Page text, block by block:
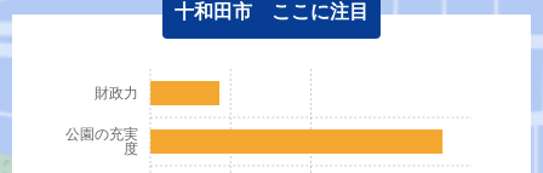
十和田市 ここに注目
公園の充実
度
財政力